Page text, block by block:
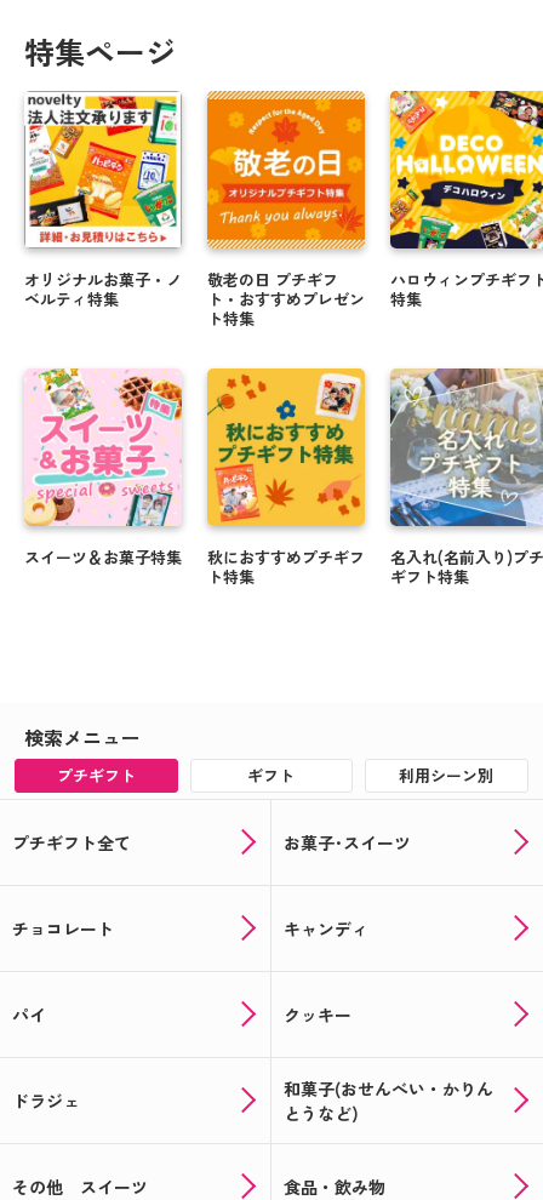
特集ページ
オリジナルお菓子・ノ
ベルティ特集
スイーツ＆お菓子特集
敬老の日 プチギフ
ト・おすすめプレゼン
ト特集
秋におすすめプチギフ
ト特集
ハロウィンプチギフ
特集
名入れ(名前入り)プチ
ギフト特集
検索メニュー
プチギフト ギフト 利用シーン別
プチギフト全て お菓子･スイーツ
チョコレート キャンディ
パイ クッキー
ドラジェ
和菓子(おせんべい・かりん
とうなど)
その他 スイーツ 食品・飲み物